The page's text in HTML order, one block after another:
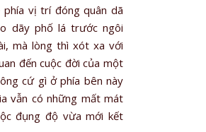
vị trí đóng quân dã
dãy phố lá trước ngôi
mà lòng thì xót xa với
đến cuộc đời của một
cứ gì ở phía bên này
vẫn có những mất mát
đụng độ vừa mới kết